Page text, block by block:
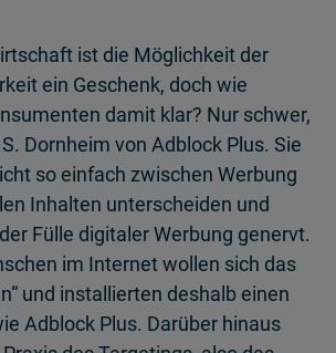
ist die Möglichkeit der
ein Geschenk, doch wie
damit klar? Nur schwer,
Dornheim von Adblock Plus. Sie
so einfach zwischen Werbung
Inhalten unterscheiden und
Fülle digitaler Werbung genervt.
im Internet wollen sich das
und installierten deshalb einen
Adblock Plus. Darüber hinaus